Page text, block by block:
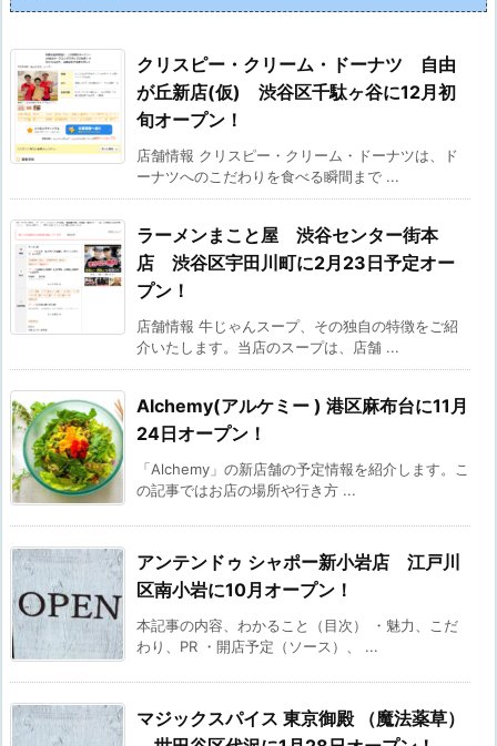
クリスピー・クリーム・ドーナツ 自由
が丘新店(仮) 渋谷区千駄ヶ谷に12月初
旬オープン！
店舗情報 クリスピー・クリーム・ドーナツは、ド
ーナツへのこだわりを食べる瞬間まで ...
ラーメンまこと屋 渋谷センター街本
店 渋谷区宇田川町に2月23日予定オー
プン！
店舗情報 牛じゃんスープ、その独自の特徴をご紹
介いたします。当店のスープは、店舗 ...
Alchemy(アルケミー ) 港区麻布台に11月
24日オープン！
「Alchemy」の新店舗の予定情報を紹介します。こ
の記事ではお店の場所や行き方 ...
アンテンドゥ シャポー新小岩店 江戸川
区南小岩に10月オープン！
本記事の内容、わかること（目次） ・魅力、こだ
わり、PR ・開店予定（ソース）、 ...
マジックスパイス 東京御殿 （魔法薬草）